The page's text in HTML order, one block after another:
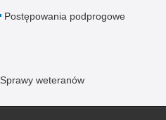
Postępowania podprogowe
Sprawy weteranów